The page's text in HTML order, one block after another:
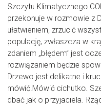
Szczytu Klimatycznego
przekonuje w rozmowie z
ułatwieniem, zrzucić
populację, zwłaszcza w
zdaniem „błędem” jest
rozwiązaniem będzie
Drzewo jest delikatne i
mówić.Mówić cichutko.
dbać jak o przyjaciela.